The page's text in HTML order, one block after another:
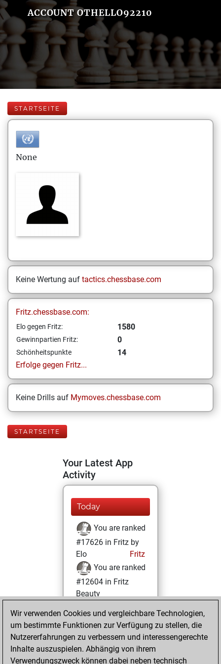
ACCOUNT OTHELLO92210
STARTSEITE
None
Keine Wertung auf tactics.chessbase.com
Fritz.chessbase.com:
Elo gegen Fritz: 1580
Gewinnpartien Fritz: 0
Schönheitspunkte
14
Erfolge gegen Fritz...
Keine Drills auf Mymoves.chessbase.com
STARTSEITE
Your Latest App
Activity
Today
You are ranked
#17626 in Fritz by
Elo
Fritz
You are ranked
#12604 in Fritz
Beauty
Donnerstag,
November 25,
2021
You achieved a
Wir verwenden Cookies und vergleichbare Technologien,
um bestimmte Funktionen zur Verfügung zu stellen, die
Nutzererfahrungen zu verbessern und interessengerechte
Inhalte auszuspielen. Abhängig von ihrem
Verwendungszweck können dabei neben technisch